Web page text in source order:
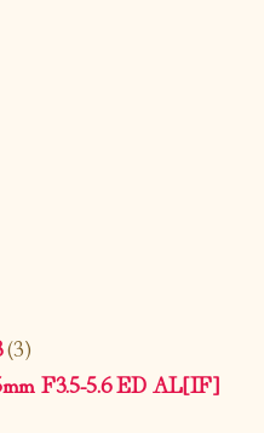
(3)
F3.5-5.6 ED AL[IF]